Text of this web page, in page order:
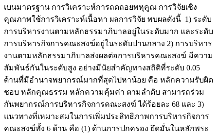
เบนมาตรฐาน การวิเคราะห์การถดถอยพหุคูณ การวิจัยเชิง
คุณภาพใช้การวิเคราะห์เนื้อหา ผลการวิจัย พบผลดังนี้ 1) ระดับ
การบริหารงานตามหลักธรรมาภิบาลอยู่ในระดับมาก และระดับ
การบริหารกิจการคณะสงฆ์อยู่ในระดับปานกลาง 2) การบริหาร
งานตามหลักธรรมาภิบาลส่งผลต่อการบริหารคณะสงฆ์ มีความ
สัมพันธ์กันในระดับสูง อย่างมีนัยสำคัญทางสถิติที่ระดับ 0.05
ด้านที่มีอำนาจพยากรณ์มากที่สุดไปหาน้อย คือ หลักความรับผิด
ชอบ หลักคุณธรรม หลักความคุ้มค่า ตามลำดับ สามารถร่วม
กันพยากรณ์การบริหารกิจการคณะสงฆ์ ได้ร้อยละ 68 และ 3)
แนวทางที่เหมาะสมในการเพิ่มประสิทธิภาพการบริหารกิจการ
คณะสงฆ์ทั้ง 6 ด้าน คือ (1) ด้านการปกครอง ยึดมั่นในหลักพระ